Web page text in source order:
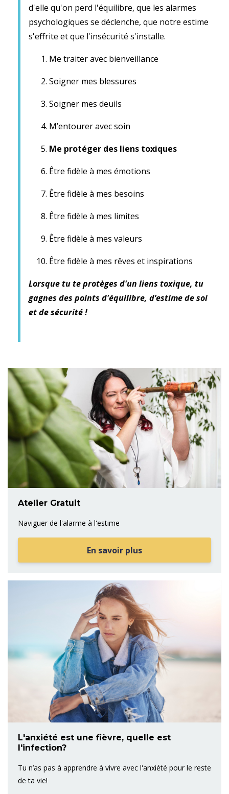
d'elle qu'on perd l'équilibre, que les alarmes
psychologiques se déclenche, que notre estime
s'effrite et que l'insécurité s'installe.
Me traiter avec bienveillance
Soigner mes blessures
Soigner mes deuils
M’entourer avec soin
Me protéger des liens toxiques
Être fidèle à mes émotions
Être fidèle à mes besoins
Être fidèle à mes limites
Être fidèle à mes valeurs
Être fidèle à mes rêves et inspirations
Lorsque tu te protèges d'un liens toxique, tu
gagnes des points d'équilibre, d’estime de soi
et de sécurité !
Atelier Gratuit
Naviguer de l'alarme à l'estime
En savoir plus
L'anxiété est une fièvre, quelle est
l'infection?
Tu n’as pas à apprendre à vivre avec l'anxiété pour le reste
de ta vie!